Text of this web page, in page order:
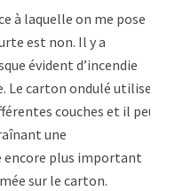
à laquelle on me pose
est non. Il y a
évident d’incendie
Le carton ondulé utilise
couches et il peut
une
encore plus important
sur le carton.